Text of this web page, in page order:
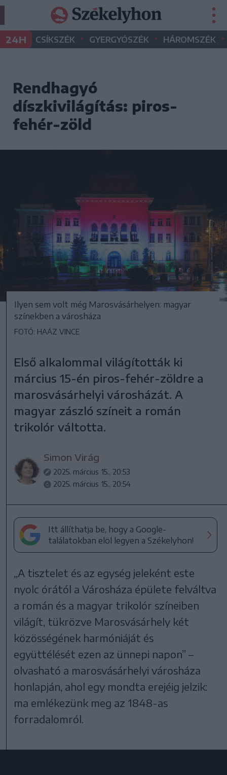
24H CSÍKSZÉK • GYERGYÓSZÉK • HÁROMSZÉK •
Rendhagyó
díszkivilágítás: piros-
fehér-zöld
Ilyen sem volt még Marosvásárhelyen: magyar
színekben a városháza
FOTÓ: HAÁZ VINCE
Első alkalommal világították ki
március 15-én piros-fehér-zöldre a
marosvásárhelyi városházát. A
magyar zászló színeit a román
trikolór váltotta.
Simon Virág
2025. március 15., 20:53
2025. március 15., 20:54
Itt állíthatja be, hogy a Google-
találatokban elöl legyen a Székelyhon!
„A tisztelet és az egység jeleként este
nyolc órától a Városháza épülete felváltva
a román és a magyar trikolór színeiben
világít, tükrözve Marosvásárhely két
közösségének harmóniáját és
együttélését ezen az ünnepi napon” –
olvasható a marosvásárhelyi városháza
honlapján, ahol egy mondta erejéig jelzik:
ma emlékezünk meg az 1848-as
forradalomról.